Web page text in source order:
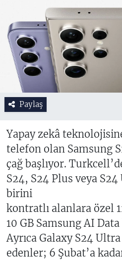
Paylaş
Yapay zekâ
telefon olan Samsung
çağ başlıyor.
S24, S24 Plus veya
birini
kontratlı alanlara özel
10 GB Samsung AI
Ayrıca Galaxy S24
edenler; 6 Şubat’a